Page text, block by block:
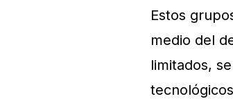
Estos
medio del
limitados,